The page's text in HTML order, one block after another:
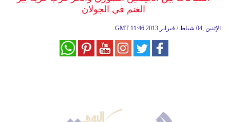
الغنم في الجولان
GMT 11:46 2013 الإثنين ,04 شباط / فبراير